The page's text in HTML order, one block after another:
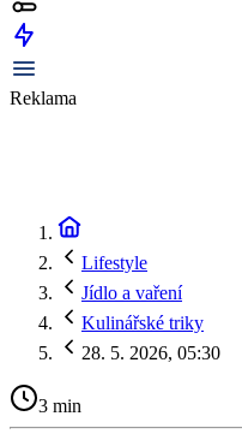
Reklama
Lifestyle
Jídlo a vaření
Kulinářské triky
28. 5. 2026, 05:30
3 min